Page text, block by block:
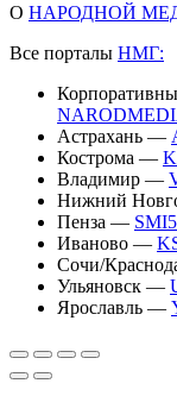
О НАРОДНОЙ
Все порталы НМГ:
Астрахань —
Кострома —
Владимир —
Нижний
Пенза —
Иваново —
Сочи/
Ульяновск —
Ярославль —